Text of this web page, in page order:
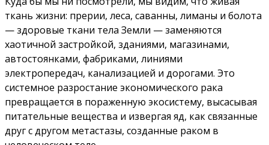
ткань жизни: прерии, леса, саванны, лиманы и болота
— здоровые ткани тела Земли — заменяются
хаотичной застройкой, зданиями, магазинами,
автостоянками, фабриками, линиями
электропередач, канализацией и дорогами. Это
системное разростание экономического рака
превращается в пораженную экосистему, высасывая
питательные вещества и извергая яд, как связанные
друг с другом метастазы, созданные раком в